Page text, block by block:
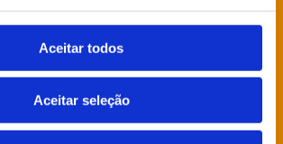
Aceitar todos
Aceitar seleção
Notícias
Deputados